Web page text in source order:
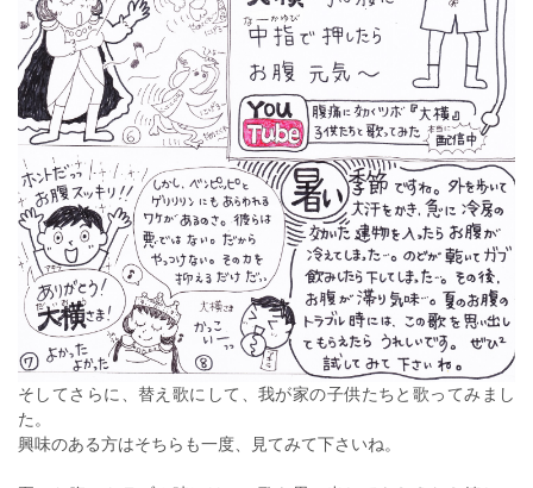
そしてさらに、替え歌にして、我が家の子供たちと歌ってみまし
た。
興味のある方はそちらも一度、見てみて下さいね。